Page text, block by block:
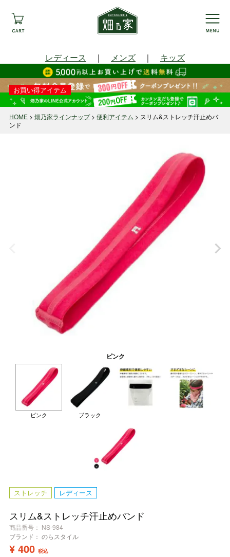
レディース ｜ メンズ ｜ キッズ
HOME 畑乃家ラインナップ 便利アイテム
スリム&ストレッチ汗止めバ
ンド
ピンク
ピンク ブラック
ストレッチ レディース
スリム&ストレッチ汗止めバンド
商品番号
NS-984
ブランド： のらスタイル
¥ 400 税込
お買い得アイテム